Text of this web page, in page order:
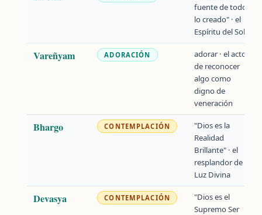
fuente de todo
lo creado" · el
Espíritu del Sol
Vareñyam ADORACIÓN
adorar · el acto
de reconocer
algo como
digno de
veneración
Bhargo CONTEMPLACIÓN
"Dios es la
Realidad
Brillante" · el
resplandor de la
Luz Divina
Devasya CONTEMPLACIÓN
"Dios es el
Supremo Ser